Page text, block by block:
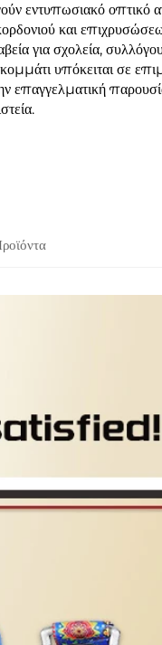
εντυπωσιακό οπτικό
και
για σχολεία,
υπόκειται σε
επαγγελματική